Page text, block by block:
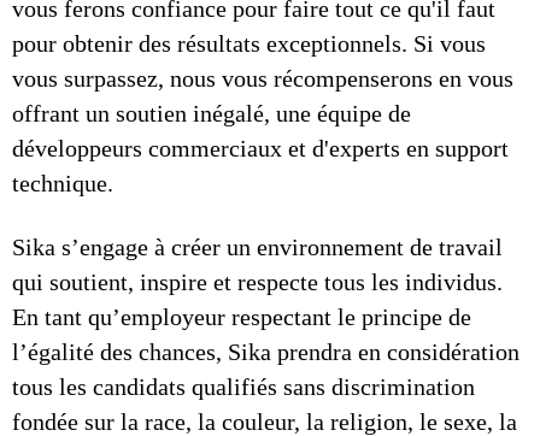
vous ferons confiance pour faire tout ce qu'il faut
pour obtenir des résultats exceptionnels. Si vous
vous surpassez, nous vous récompenserons en vous
offrant un soutien inégalé, une équipe de
développeurs commerciaux et d'experts en support
technique.
Sika s’engage à créer un environnement de travail
qui soutient, inspire et respecte tous les individus.
En tant qu’employeur respectant le principe de
l’égalité des chances, Sika prendra en considération
tous les candidats qualifiés sans discrimination
fondée sur la race, la couleur, la religion, le sexe, la